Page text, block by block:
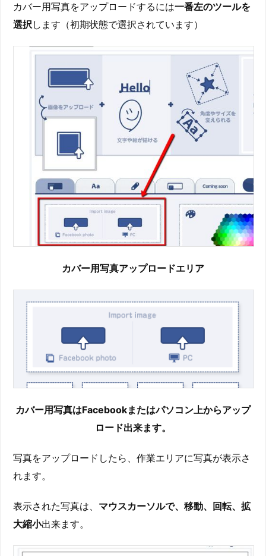
カバー用写真をアップロードするには一番左のツールを
選択します（初期状態で選択されています）
カバー用写真アップロードエリア
カバー用写真はFacebookまたはパソコン上からアップ
ロード出来ます。
写真をアップロードしたら、作業エリアに写真が表示さ
れます。
表示された写真は、 マウスカーソルで、移動、回転、拡
大縮小出来ます。